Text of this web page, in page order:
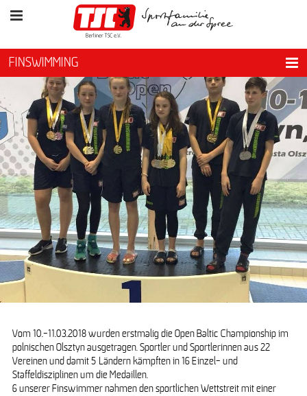
FINSWIMMING
Open Baltic Championship 2018
Vom 10.-11.03.2018 wurden erstmalig die Open Baltic Championship im
polnischen Olsztyn ausgetragen. Sportler und Sportlerinnen aus 22
Vereinen und damit 5 Ländern kämpften in 16 Einzel- und
Staffeldisziplinen um die Medaillen.
6 unserer Finswimmer nahmen den sportlichen Wettstreit mit einer